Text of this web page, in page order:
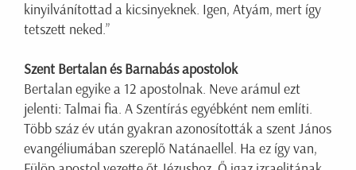
kinyilvánítottad a kicsinyeknek. Igen, Atyám, mert így
tetszett neked.”
Szent Bertalan és Barnabás apostolok
Bertalan egyike a 12 apostolnak. Neve arámul ezt
jelenti: Talmai fia. A Szentírás egyébként nem említi.
Több száz év után gyakran azonosították a szent János
evangéliumában szereplő Natánaellel. Ha ez így van,